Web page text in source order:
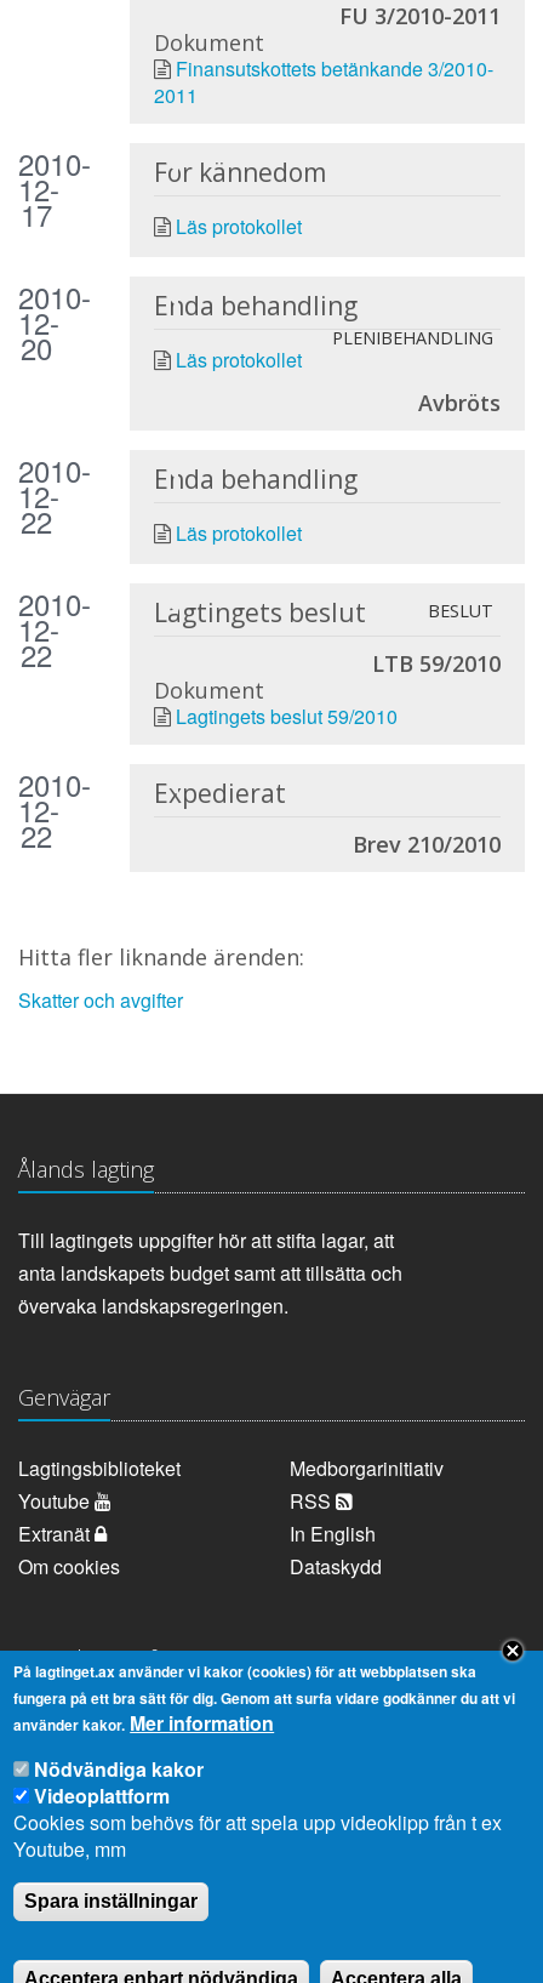
FU 3/2010-2011
Dokument
Finansutskottets betänkande 3/2010-
2011
2010-
12-
17
För kännedom
Läs protokollet
2010-
12-
20
Enda behandling
PLENIBEHANDLING
Läs protokollet
Avbröts
2010-
12-
22
Enda behandling
Läs protokollet
2010-
12-
22
Lagtingets beslut BESLUT
LTB 59/2010
Dokument
Lagtingets beslut 59/2010
2010-
12-
22
Expedierat
Brev 210/2010
Hitta fler liknande ärenden:
Skatter och avgifter
Ålands lagting
Till lagtingets uppgifter hör att stifta lagar, att
anta landskapets budget samt att tillsätta och
övervaka landskapsregeringen.
Genvägar
Lagtingsbiblioteket
Medborgarinitiativ
Youtube
RSS
Extranät
In English
Om cookies
Dataskydd
Kontaktuppgifter
Strandgatan 37, AX-22100 Mariehamn
Telefonnummer:
+358 18 25000
E-
post:
info@lagtinget.ax
Fler:
Kontakta lagtingets kansli
På lagtinget.ax använder vi kakor (cookies) för att webbplatsen ska
fungera på ett bra sätt för dig. Genom att surfa vidare godkänner du att vi
använder kakor. Mer information
Nödvändiga kakor
Videoplattform
Cookies som behövs för att spela upp videoklipp från t ex
Youtube, mm
Spara inställningar
Acceptera enbart nödvändiga Acceptera alla